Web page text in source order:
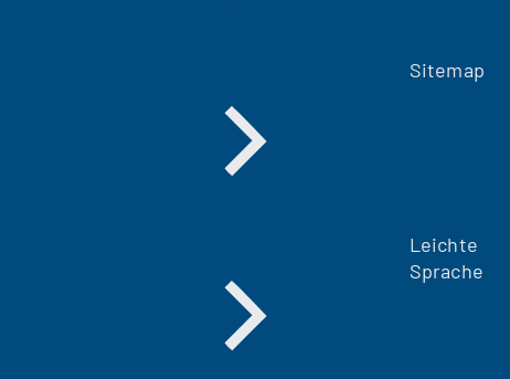
Sitemap
Leichte
Sprache